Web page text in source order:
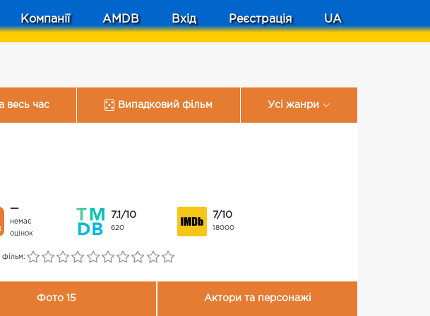
Компанії AMDB Вхід Реєстрація UA
весь час Випадковий фільм Усі жанри
—
немає
оцінок
7.1/10
620
7/10
18000
фільм:
Фото 15 Актори та персонажі